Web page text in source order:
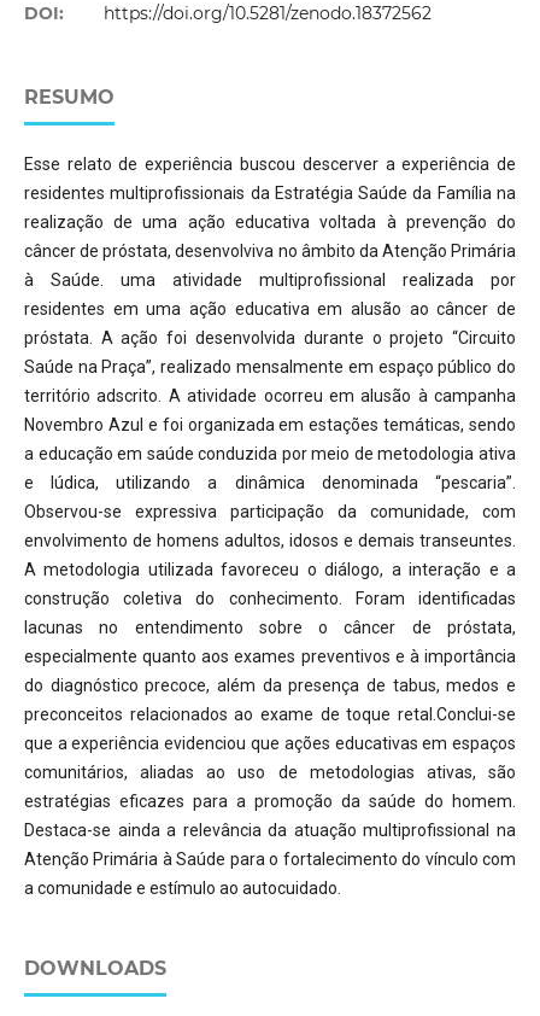
DOI: https://doi.org/10.5281/zenodo.18372562
RESUMO
Esse relato de experiência buscou descerver a experiência de
residentes multiprofissionais da Estratégia Saúde da Família na
realização de uma ação educativa voltada à prevenção do
câncer de próstata, desenvolviva no âmbito da Atenção Primária
à Saúde. uma atividade multiprofissional realizada por
residentes em uma ação educativa em alusão ao câncer de
próstata. A ação foi desenvolvida durante o projeto “Circuito
Saúde na Praça”, realizado mensalmente em espaço público do
território adscrito. A atividade ocorreu em alusão à campanha
Novembro Azul e foi organizada em estações temáticas, sendo
a educação em saúde conduzida por meio de metodologia ativa
e lúdica, utilizando a dinâmica denominada “pescaria”.
Observou-se expressiva participação da comunidade, com
envolvimento de homens adultos, idosos e demais transeuntes.
A metodologia utilizada favoreceu o diálogo, a interação e a
construção coletiva do conhecimento. Foram identificadas
lacunas no entendimento sobre o câncer de próstata,
especialmente quanto aos exames preventivos e à importância
do diagnóstico precoce, além da presença de tabus, medos e
preconceitos relacionados ao exame de toque retal.Conclui-se
que a experiência evidenciou que ações educativas em espaços
comunitários, aliadas ao uso de metodologias ativas, são
estratégias eficazes para a promoção da saúde do homem.
Destaca-se ainda a relevância da atuação multiprofissional na
Atenção Primária à Saúde para o fortalecimento do vínculo com
a comunidade e estímulo ao autocuidado.
DOWNLOADS